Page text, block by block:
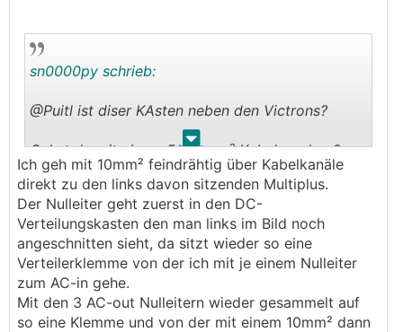
. .
sn0000py schrieb:
@Puitl ist diser KAsten neben den Victrons?
Gehst du mit einem 5*xx mm² Kabel zu den 3
Victrons?
Wenn ja, wie verteilst du dann bei den Victrons
den einen N auf die 3*N?
Oder gehst du zu jedem Victron extra mit KAbel
oder mit Drähten?
Ich geh mit 10mm² feindrähtig über Kabelkanäle
direkt zu den links davon sitzenden Multiplus.
Der Nulleiter geht zuerst in den DC-
Verteilungskasten den man links im Bild noch
angeschnitten sieht, da sitzt wieder so eine
Verteilerklemme von der ich mit je einem Nulleiter
zum AC-in gehe.
Mit den 3 AC-out Nulleitern wieder gesammelt auf
so eine Klemme und von der mit einem 10mm² dann